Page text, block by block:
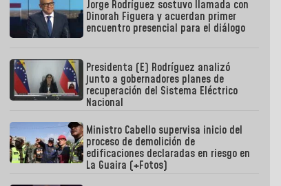
Jorge Rodríguez sostuvo llamada con
Dinorah Figuera y acuerdan primer
encuentro presencial para el diálogo
Presidenta (E) Rodríguez analizó
junto a gobernadores planes de
recuperación del Sistema Eléctrico
Nacional
Ministro Cabello supervisa inicio del
proceso de demolición de
edificaciones declaradas en riesgo en
La Guaira (+Fotos)